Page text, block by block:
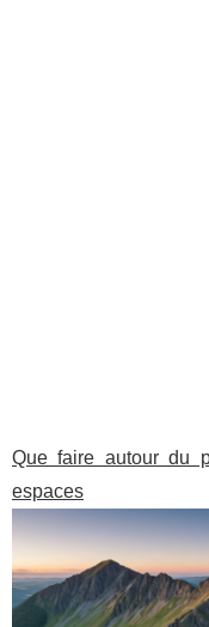
Que faire autour du
espaces